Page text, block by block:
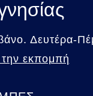
Δευτέρα-
την εκπομπή